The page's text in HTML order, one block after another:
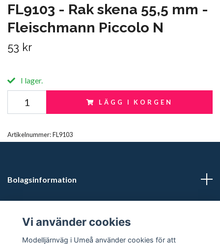
FL9103 - Rak skena 55,5 mm -
Fleischmann Piccolo N
53 kr
I lager.
LÄGG I KORGEN
Artikelnummer:FL9103
Bolagsinformation
Butikstider: Vardagar kl 12.00-15.00. Övrig tid efter
Vi använder cookies
Modelljärnväg i Umeå använder cookies för att